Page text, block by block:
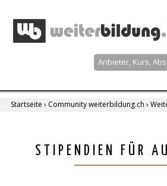
navigation
Suche
Startseite › Community weiterbildung.ch ›
STIPENDIEN FÜR